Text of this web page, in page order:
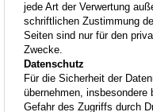
jede Art der Verwertung
schriftlichen Zustimmung
Seiten sind nur für den
Zwecke.
Datenschutz
Für die Sicherheit der
übernehmen,
Gefahr des Zugriffs durch